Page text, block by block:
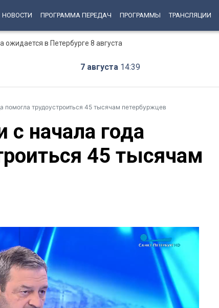
НОВОСТИ ПРОГРАММА ПЕРЕДАЧ ПРОГРАММЫ ТРАНСЛЯЦИИ
в Петербурге 8 августа
7 августа 14:39
помогла трудоустроиться 45 тысячам петербуржцев
с начала года
45 тысячам